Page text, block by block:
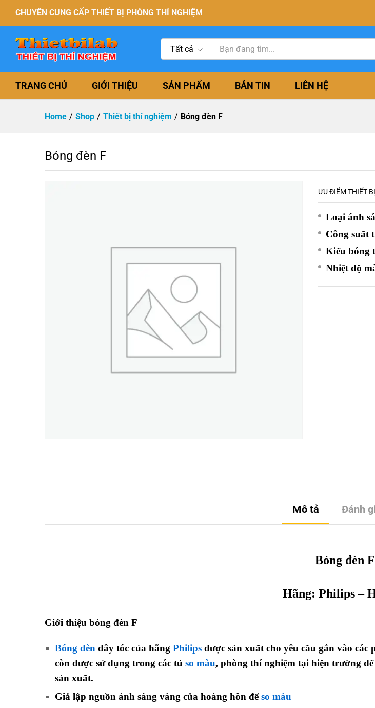
CHUYÊN CUNG CẤP THIẾT BỊ PHÒNG THÍ NGHIỆM
Tất cả
TRANG CHỦ GIỚI THIỆU SẢN PHẨM BẢN TIN LIÊN HỆ
Home / Shop / Thiết bị thí nghiệm / Bóng đèn F
Bóng đèn F
ƯU ĐIỂM THIẾT BỊ
Loại ánh
Công suất
Kiểu bóng
Nhiệt độ
Mô tả Đánh
Bóng đèn F
Hãng: Philips –
Giới thiệu bóng đèn F
Bóng đèn dây tóc của hãng Philips được sản xuất cho yêu cầu gắn vào
còn được sử dụng trong các tủ so màu, phòng thí nghiệm tại hiện trường
sản xuất.
Giả lập nguồn ánh sáng vàng của hoàng hôn đểso màu